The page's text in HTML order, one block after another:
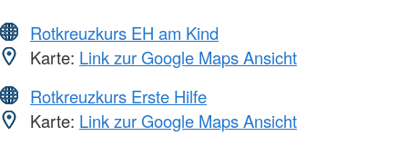
Rotkreuzkurs EH am Kind
Karte: Link zur Google Maps Ansicht
Rotkreuzkurs Erste Hilfe
Karte: Link zur Google Maps Ansicht